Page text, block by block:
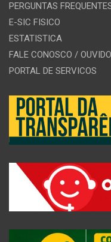
PERGUNTAS
E-SIC FISICO
ESTATISTICA
FALE CONOSCO /
PORTAL DE SERVICOS